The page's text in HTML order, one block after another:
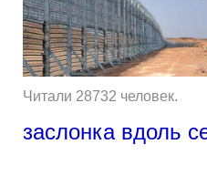
Читали 28732 человек.
заслонка вдоль